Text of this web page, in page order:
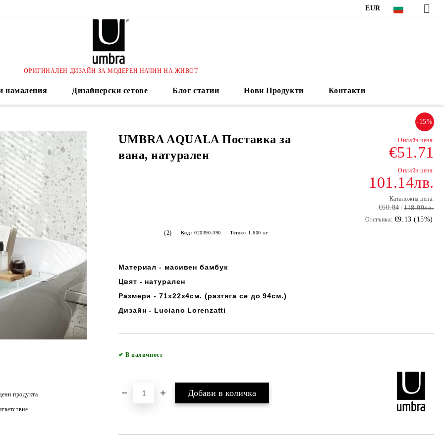
EUR
ОРИГИНАЛЕН ДИЗАЙН ЗА МОДЕРЕН НАЧИН НА ЖИВОТ
намаления Дизайнерски сетове Блог статии Нови Продукти Контакти
UMBRA AQUALA Поставка за
вана, натурален
-15%
€51.71
101.14лв.
Каталожна цена:
€60.84 118.99лв.
Отстъпка: €9.13 (15%)
(2) Код: 020390-390 Тегло: 1.600 кг
Материал - масивен бамбук
Цвят - натурален
Размери - 71х22х4см. (разтяга се до 94см.)
Дизайн - Luciano Lorenzatti
✔ В наличност
продукта